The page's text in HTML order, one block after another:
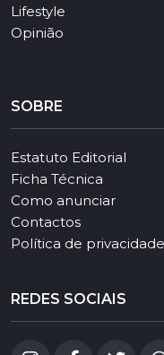
Lifestyle
Opinião
SOBRE
Estatuto Editorial
Ficha Técnica
Como anunciar
Contactos
Política de privacidade
REDES SOCIAIS